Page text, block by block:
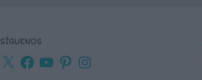
SÍGUENOS
X
Facebook
YouTubePinterestInstagram